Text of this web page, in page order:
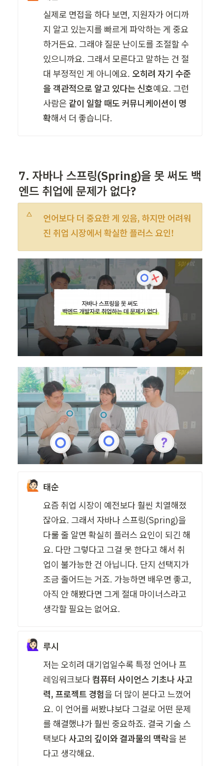
실제로 면접을 하다 보면, 지원자가 어디까
지 알고 있는지를 빠르게 파악하는 게 중요
하거든요. 그래야 질문 난이도를 조절할 수
있으니까요. 그래서 모른다고 말하는 건 절
대 부정적인 게 아니에요. 오히려 자기 수준
을 객관적으로 알고 있다는 신호예요. 그런
사람은 같이 일할 때도 커뮤니케이션이 명
확해서 더 좋습니다.
7. 자바나 스프링(Spring)을 못 써도 백
엔드 취업에 문제가 없다?
언어보다 더 중요한 게 있음, 하지만 어려워
진 취업 시장에서 확실한 플러스 요인!
🙋🏻 태순
요즘 취업 시장이 예전보다 훨씬 치열해졌
잖아요. 그래서 자바나 스프링(Spring)을
다룰 줄 알면 확실히 플러스 요인이 되긴 해
요. 다만 그렇다고 그걸 못 한다고 해서 취
업이 불가능한 건 아닙니다. 단지 선택지가
조금 줄어드는 거죠. 가능하면 배우면 좋고,
아직 안 해봤다면 그게 절대 마이너스라고
생각할 필요는 없어요.
🙋🏻‍♀️ 루시
저는 오히려 대기업일수록 특정 언어나 프
레임워크보다 컴퓨터 사이언스 기초나 사고
력, 프로젝트 경험을 더 많이 본다고 느꼈어
요. 이 언어를 써봤냐보다 그걸로 어떤 문제
를 해결했냐가 훨씬 중요하죠. 결국 기술 스
택보다 사고의 깊이와 결과물의 맥락을 본
다고 생각해요.